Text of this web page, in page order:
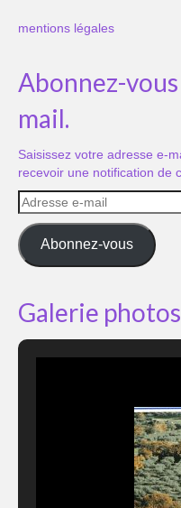
mentions légales
Abonnez-vous
mail.
Saisissez votre adresse e-
recevoir une notification de
Adresse
e-
mail
Abonnez-vous
Galerie photos